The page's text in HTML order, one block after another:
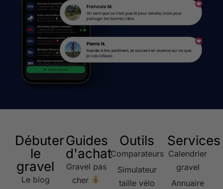
Débuter
le
gravel
Le blog
Guides
d'achat
Gravel pas
cher
Outils
Comparateurs
Simulateur
taille vélo
Services
Calendrier
gravel
Annuaire